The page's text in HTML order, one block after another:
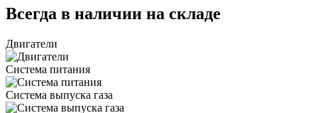
Всегда в наличии на складе
Двигатели
Система питания
Система выпуска газа